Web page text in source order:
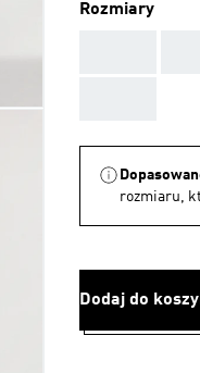
Rozmiary
rozmiaru,
Dodaj do